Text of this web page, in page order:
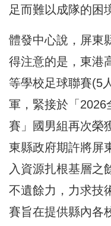
足而難以成隊的困
體發中心說，屏東
得注意的是，東港
等學校足球聯賽(5
軍，緊接於「2026
賽」國男組再次榮
東縣政府期許將屏
入資源扎根基層之
不遺餘力，力求技
賽旨在提供縣內各